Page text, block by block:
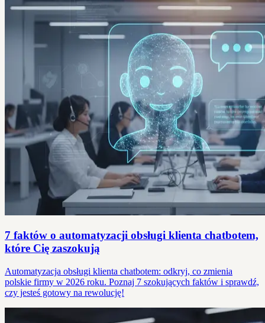
7 faktów o automatyzacji obsługi klienta chatbotem,
które Cię zaszokują
Automatyzacja obsługi klienta chatbotem: odkryj, co zmienia
polskie firmy w 2026 roku. Poznaj 7 szokujących faktów i sprawdź,
czy jesteś gotowy na rewolucję!